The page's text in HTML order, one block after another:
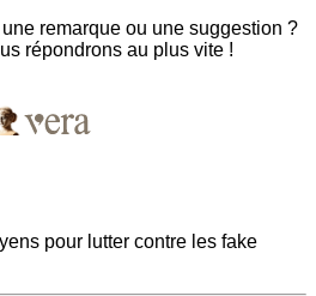
remarque ou une suggestion ?
répondrons au plus vite !
pour lutter contre les fake